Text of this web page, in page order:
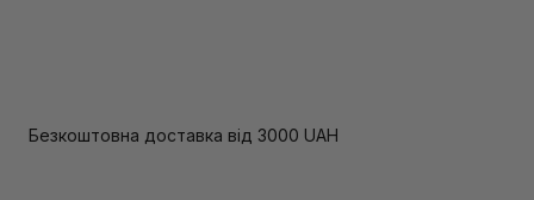
Безкоштовна доставка від 3000 UAH